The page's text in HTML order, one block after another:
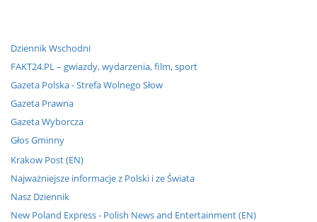
Dziennik Wschodni
FAKT24.PL – gwiazdy, wydarzenia, film, sport
Gazeta Polska - Strefa Wolnego Słow
Gazeta Prawna
Gazeta Wyborcza
Głos Gminny
Krakow Post (EN)
Najważniejsze informacje z Polski i ze Świata
Nasz Dziennik
New Poland Express - Polish News and Entertainment (EN)